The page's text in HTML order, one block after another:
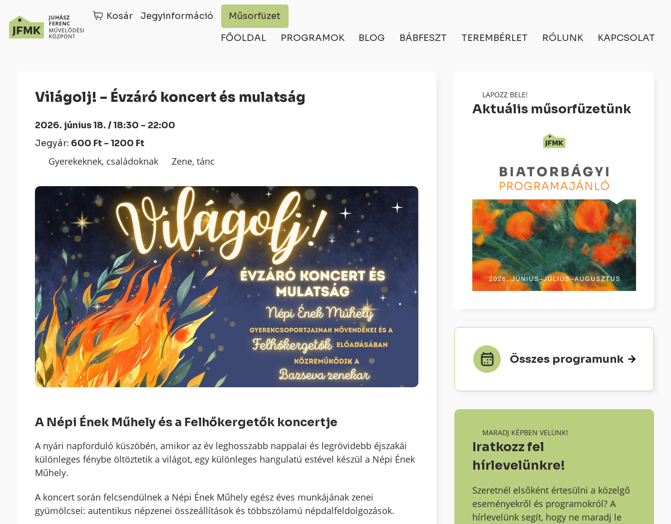
Kosár Jegyinformáció Műsorfüzet
FŐOLDAL PROGRAMOK BLOG BÁBFESZT TEREMBÉRLET RÓLUNK KAPCSOLAT
Világolj! – Évzáró koncert és mulatság
2026. június 18. / 18:30 - 22:00
Jegyár: 600 Ft - 1200 Ft
Gyerekeknek, családoknak Zene, tánc
A Népi Ének Műhely és a Felhőkergetők koncertje
A nyári napforduló küszöbén, amikor az év leghosszabb nappalai és legrövidebb éjszakái
különleges fénybe öltöztetik a világot, egy különleges hangulatú estével készül a Népi Ének
Műhely.
A koncert során felcsendülnek a Népi Ének Műhely egész éves munkájának zenei
gyümölcsei: autentikus népzenei összeállítások és többszólamú népdalfeldolgozások.
LAPOZZ BELE!
Aktuális műsorfüzetünk
Összes programunk
MARADJ KÉPBEN VELÜNK!
Iratkozz fel
hírlevelünkre!
Szeretnél elsőként értesülni a közelgő
eseményekről és programokról? A
hírlevelünk segít, hogy ne maradj le